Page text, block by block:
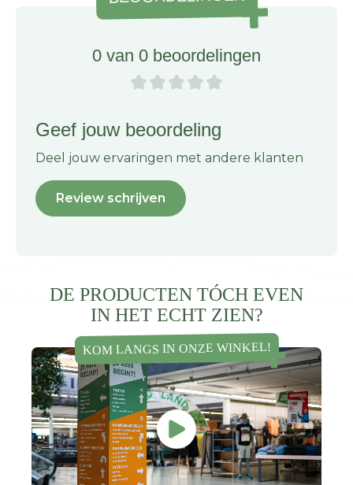
0 van 0 beoordelingen
Geef jouw beoordeling
Deel jouw ervaringen met andere klanten
Review schrijven
DE PRODUCTEN TÓCH EVEN
IN HET ECHT ZIEN?
KOM LANGS IN ONZE WINKEL!